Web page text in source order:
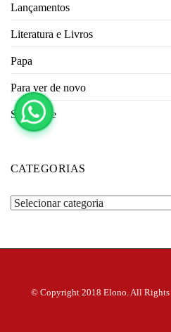
Lançamentos
Literatura e Livros
Papa
Para ver de novo
Sociedade
CATEGORIAS
Categorias
© Copyright 2018 Elono. All Rights